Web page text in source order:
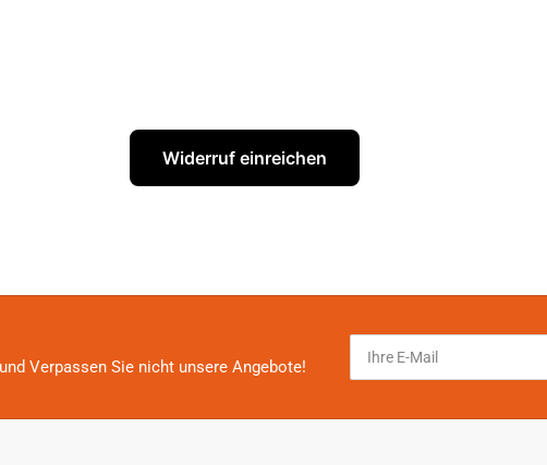
Widerruf einreichen
Verpassen Sie nicht unsere Angebote!
Ihre
Mail